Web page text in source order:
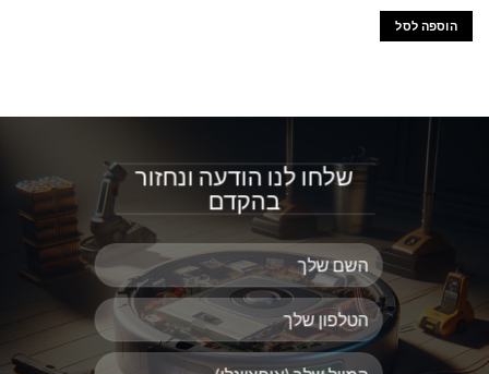
הוספה לסל
שלחו לנו הודעה ונחזור
בהקדם